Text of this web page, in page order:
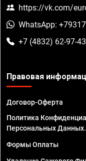
https://vk.com/
WhatsApp:
+7 (4832) 62-97-43
Правовая
Договор-Оферта
Политика
Персональных Данных.
Формы Оплаты